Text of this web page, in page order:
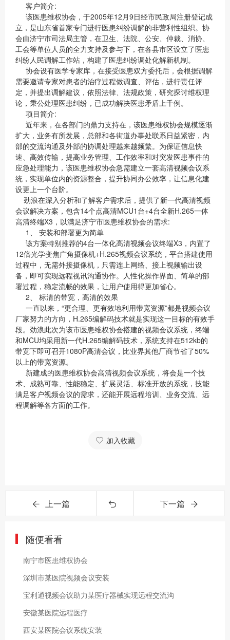
客户简介:
该医患维权协会，于2005年12月9日经市民政局注册登记成
立，是山东省首家专门进行医患纠纷调解的非营利性组织。协
会由济宁市司法局主管，在卫生、法院、公安、仲裁、消协、
工会等单位人员的全力支持及参与下，在各县市区设立了医患
纠纷人民调解工作站，构建了医患纠纷调处化解新机制。
协会设有医学专家库，在接受医患双方委托后，会根据调解
需要邀请专家对患者的治疗过程做调查、评估，进行责任评
定，并提出调解建议，依照法律、法规政策，研究探讨维权理
论，秉公处理医患纠纷，已成功解决医患矛盾上千例。
项目简介:
近年来，在各部门的鼎力支持在，该医患维权协会规模逐渐
扩大，业务有所发展，总部和各街道办事处联系日益紧密，内
部的交流沟通及外部的协调处理越来越频繁。为保证信息快
速、高效传输，提高业务管理、工作效率和对突发医患事件的
应急处理能力，该医患维权协会急需建立一套高清视频会议系
统，实现单位内的资源整合，提升协同办公效率，让信息化建
设更上一个台阶。
劲浪在深入分析和了解客户需求后，提供了新一代高清视频
会议解决方案，包含14个点高清MCU1台+4台全新H.265一体
高清终端X3，以满足济宁市医患维权协会的需求:
1、 安装和部署更为简单
该方案特别推荐的4台一体化高清视频会议终端X3，内置了
12倍光学变焦广角摄像机+H.265视频会议系统，平台搭建使用
过程中，无需外接摄像机，只需连上网络、接上视频输出设
备，即可实现远程视讯沟通协作。人性化操作界面、简单的部
署过程，稳定流畅的效果，让用户使用得更加省心。
2、 标清的带宽，高清的效果
一直以来，“更合理、更有效地利用带宽资源”都是视频会议
厂家努力的方向，H.265编解码技术就是实现这一目标的有效手
段。劲浪此次为该市医患维权协会搭建的视频会议系统，终端
和MCU均采用新一代H.265编解码技术，系统支持在512kb的
带宽下即可召开1080P高清会议，比业界其他厂商节省了50%
以上的带宽资源。
新建成的医患维权协会高清视频会议系统，将会是一个技
术、成熟可靠、性能稳定、扩展灵活、标准开放的系统，技能
满足客户视频会议的需求，还能开展远程培训、业务交流、远
程调解等各方面的工作。
加入收藏
上一篇 下一篇
随便看看
南宁市医患维权协会
深圳市某医院视频会议安装
宝利通视频会议助力某医疗器械实现远程交流沟
安徽某医院远程医疗
西安某医院会议系统安装